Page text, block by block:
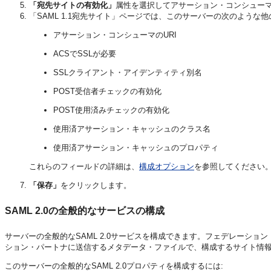
「宛先サイトの有効化」 属性を選択してアサーション・コンシュー
「SAML 1.1宛先サイト」ページでは、このサーバーの次のような
アサーション・コンシューマのURI
ACSでSSLが必要
SSLクライアント・アイデンティティ別名
POST受信者チェックの有効化
POST使用済みチェックの有効化
使用済アサーション・キャッシュのクラス名
使用済アサーション・キャッシュのプロパティ
これらのフィールドの詳細は、 構成オプションを参照してください
「保存」 をクリックします。
SAML 2.0の全般的なサービスの構成
サーバーの全般的なSAML 2.0サービスを構成できます。フェデレーショ
ション・パートナに送信するメタデータ・ファイルで、構成するサイト情
このサーバーの全般的なSAML 2.0プロパティを構成するには: